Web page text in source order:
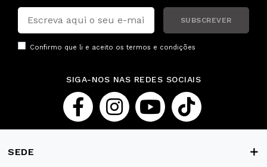
SUBSCREVER
Confirmo que li e aceito os termos e condições
SIGA-NOS NAS REDES SOCIAIS
SEDE